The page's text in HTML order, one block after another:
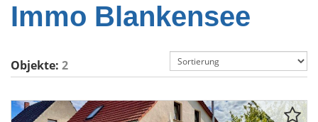
Immo Blankensee
Objekte: 2